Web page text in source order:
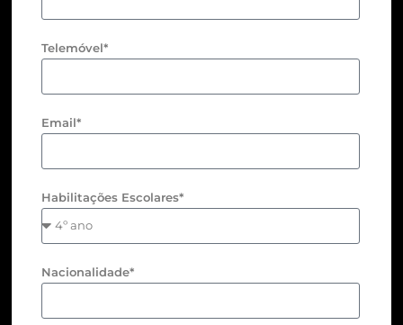
Telemóvel*
Email*
Habilitações Escolares*
Nacionalidade*